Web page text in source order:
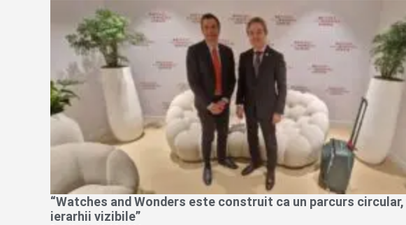
“Watches and Wonders este construit ca un parcurs
ierarhii vizibile”